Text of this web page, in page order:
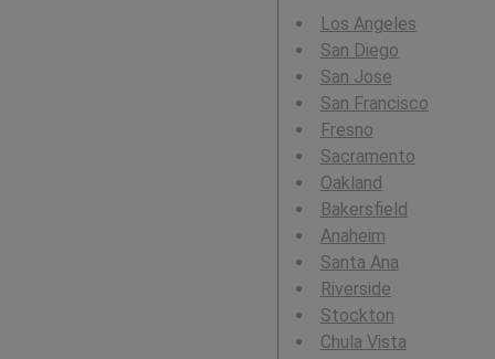
Los Angeles
San Diego
San Jose
San Francisco
Fresno
Sacramento
Oakland
Bakersfield
Anaheim
Santa Ana
Riverside
Stockton
Chula Vista